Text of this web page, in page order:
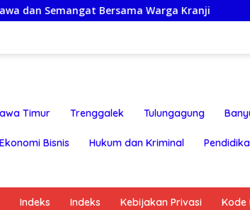
Bersama Warga Kranji
Timur Trenggalek Tulungagung
Ekonomi Bisnis Hukum dan Kriminal
Indeks Indeks Kebijakan Privasi Kode